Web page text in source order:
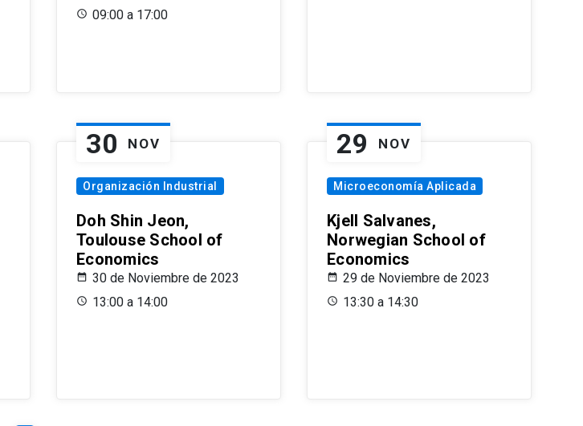
09:00 a 17:00
30 NOV
Organización Industrial
Doh Shin Jeon,
Toulouse School of
Economics
30 de Noviembre de 2023
13:00 a 14:00
29 NOV
Microeconomía Aplicada
Kjell Salvanes,
Norwegian School of
Economics
29 de Noviembre de 2023
13:30 a 14:30